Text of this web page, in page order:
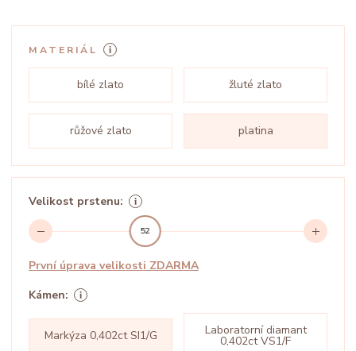
MATERIÁL
bílé zlato žluté zlato
růžové zlato platina
Velikost prstenu:
52
První úprava velikosti ZDARMA
Kámen:
Markýza 0,402ct SI1/G Laboratorní diamant
0,402ct VS1/F